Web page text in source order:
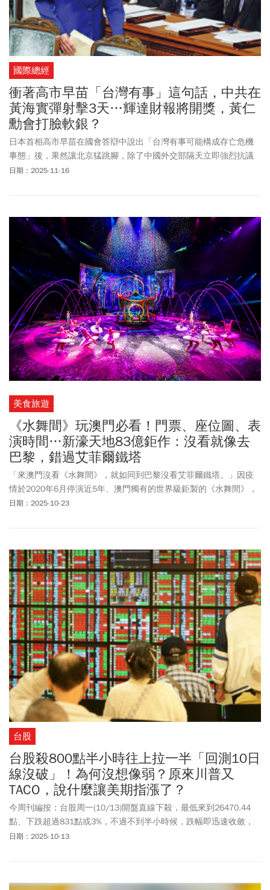
國際總經
衝著高市早苗「台灣有事」這句話，中共在
黃海實彈射擊3天…輝達財報將開獎，黃仁
勳會打臉軟銀？
日本首相高市早苗在國會答辯中說出「台灣有事可能構成存亡危機
事態」後，果然讓北京猛跳腳，除了中國外交部隔天立即強烈抗議
外，中國駐大阪總領事薛劍竟發文「要斬首高市」，中國14日還發
日期：2025-11-16
美食旅遊
《水舞間》玩澳門必看！門票、座位圖、表
演時間…新濠天地83億鉅作：沒看就像去
巴黎，錯過艾菲爾鐵塔
「來澳門沒看《水舞間》，就如同到巴黎沒看艾菲爾鐵塔。」因疫
情於2020年6月停演近5年、澳門獨有的世界級鉅製的《水舞間》，
於2025年5月9日重新回歸，至今仍然是全球最盛大、最壯觀的水上
用更新的科技帶來更震撼的視聽體驗。《今周刊》整理演出時間、
票價資訊、必看亮點。
日期：2025-10-23
台股
台股殺800點半小時往上拉一半「回測10日
線沒破」！為何沒想像弱？原來川普又
TACO，說什麼讓美期指漲了？
今周刊編按：台股周一(10/13)開盤直線下殺，最低來到26470.44
點、下跌超過831點或3%，不過不到半小時候，跌幅即迅速收斂，
剩跌一半400多點，指數回測10日線不破，顯見下檔支撐仍強。而台
日期：2025-10-13